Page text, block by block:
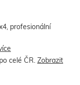
profesionální
celé ČR. Zobrazit